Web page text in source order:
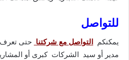
للتواصل
يمكنكم التواصل مع شركتنا حتى تعرف
مدير أو سيد الشركات كبرى أو